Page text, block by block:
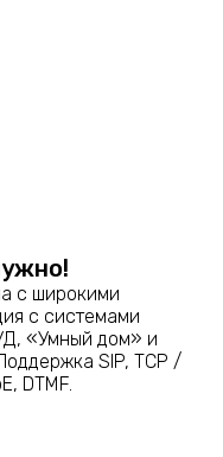
с широкими
с системами
«Умный дом» и
SIP, TCP /
DTMF.